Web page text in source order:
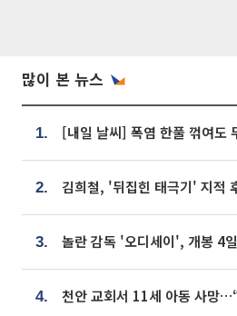
많이 본 뉴스
1.
2.
3.
4.